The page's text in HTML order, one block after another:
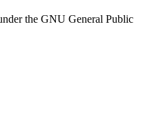
the GNU General Public